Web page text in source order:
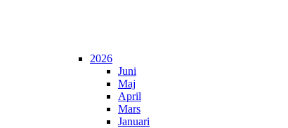
2026
Juni
Maj
April
Mars
Januari